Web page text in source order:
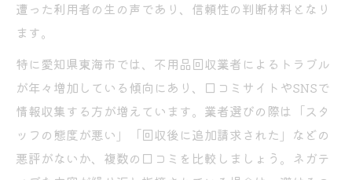
遭った利用者の生の声であり、信頼性の判断材料となり
ます。
特に愛知県東海市では、不用品回収業者によるトラブル
が年々増加している傾向にあり、口コミサイトやSNSで
情報収集する方が増えています。業者選びの際は「スタ
ッフの態度が悪い」「回収後に追加請求された」などの
悪評がないか、複数の口コミを比較しましょう。ネガテ